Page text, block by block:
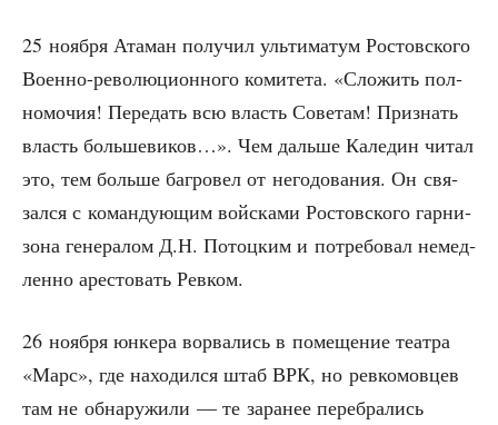
25 нояб­ря Ата­ман полу­чил уль­ти­ма­тум Ростов­ско­го
Воен­но-рево­лю­ци­он­но­го коми­те­та. «Сло­жить пол­
но­мо­чия! Пере­дать всю власть Сове­там! При­знать
власть боль­ше­ви­ков…». Чем даль­ше Кале­дин читал
это, тем боль­ше баг­ро­вел от него­до­ва­ния. Он свя­
зал­ся с коман­ду­ю­щим вой­ска­ми Ростов­ско­го гар­ни­
зо­на гене­ра­лом Д.Н. Потоц­ким и потре­бо­вал немед­
лен­но аре­сто­вать Ревком.
26 нояб­ря юнке­ра ворва­лись в поме­ще­ние теат­ра
«Марс», где нахо­дил­ся штаб ВРК, но рев­ко­мов­цев
там не обна­ру­жи­ли — те зара­нее пере­бра­лись